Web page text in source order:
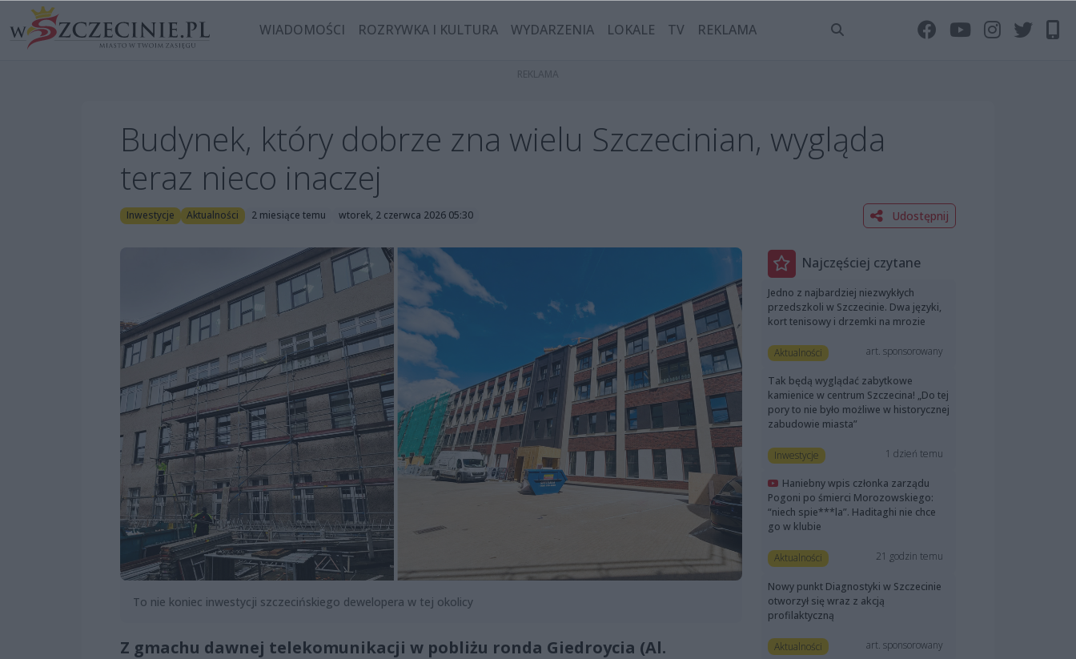
WIADOMOŚCI ROZRYWKA I KULTURA WYDARZENIA LOKALE TV REKLAMA
Budynek, który dobrze zna wielu Szczecinian, wygląda
teraz nieco inaczej
Inwestycje Aktualności 2 miesiące temu wtorek, 2 czerwca 2026 05:30 Udostępnij
To nie koniec inwestycji szczecińskiego dewelopera w tej okolicy
Z gmachu dawnej telekomunikacji w pobliżu ronda Giedroycia (Al.
Najczęściej czytane
Jedno z najbardziej niezwykłych
przedszkoli w Szczecinie. Dwa języki,
kort tenisowy i drzemki na mrozie
Aktualności art. sponsorowany
Tak będą wyglądać zabytkowe
kamienice w centrum Szczecina! „Do tej
pory to nie było możliwe w historycznej
zabudowie miasta”
Inwestycje 1 dzień temu
Haniebny wpis członka zarządu
Pogoni po śmierci Morozowskiego:
“niech spie***la”. Haditaghi nie chce
go w klubie
Aktualności 21 godzin temu
Nowy punkt Diagnostyki w Szczecinie
otworzył się wraz z akcją
profilaktyczną
Aktualności art. sponsorowany